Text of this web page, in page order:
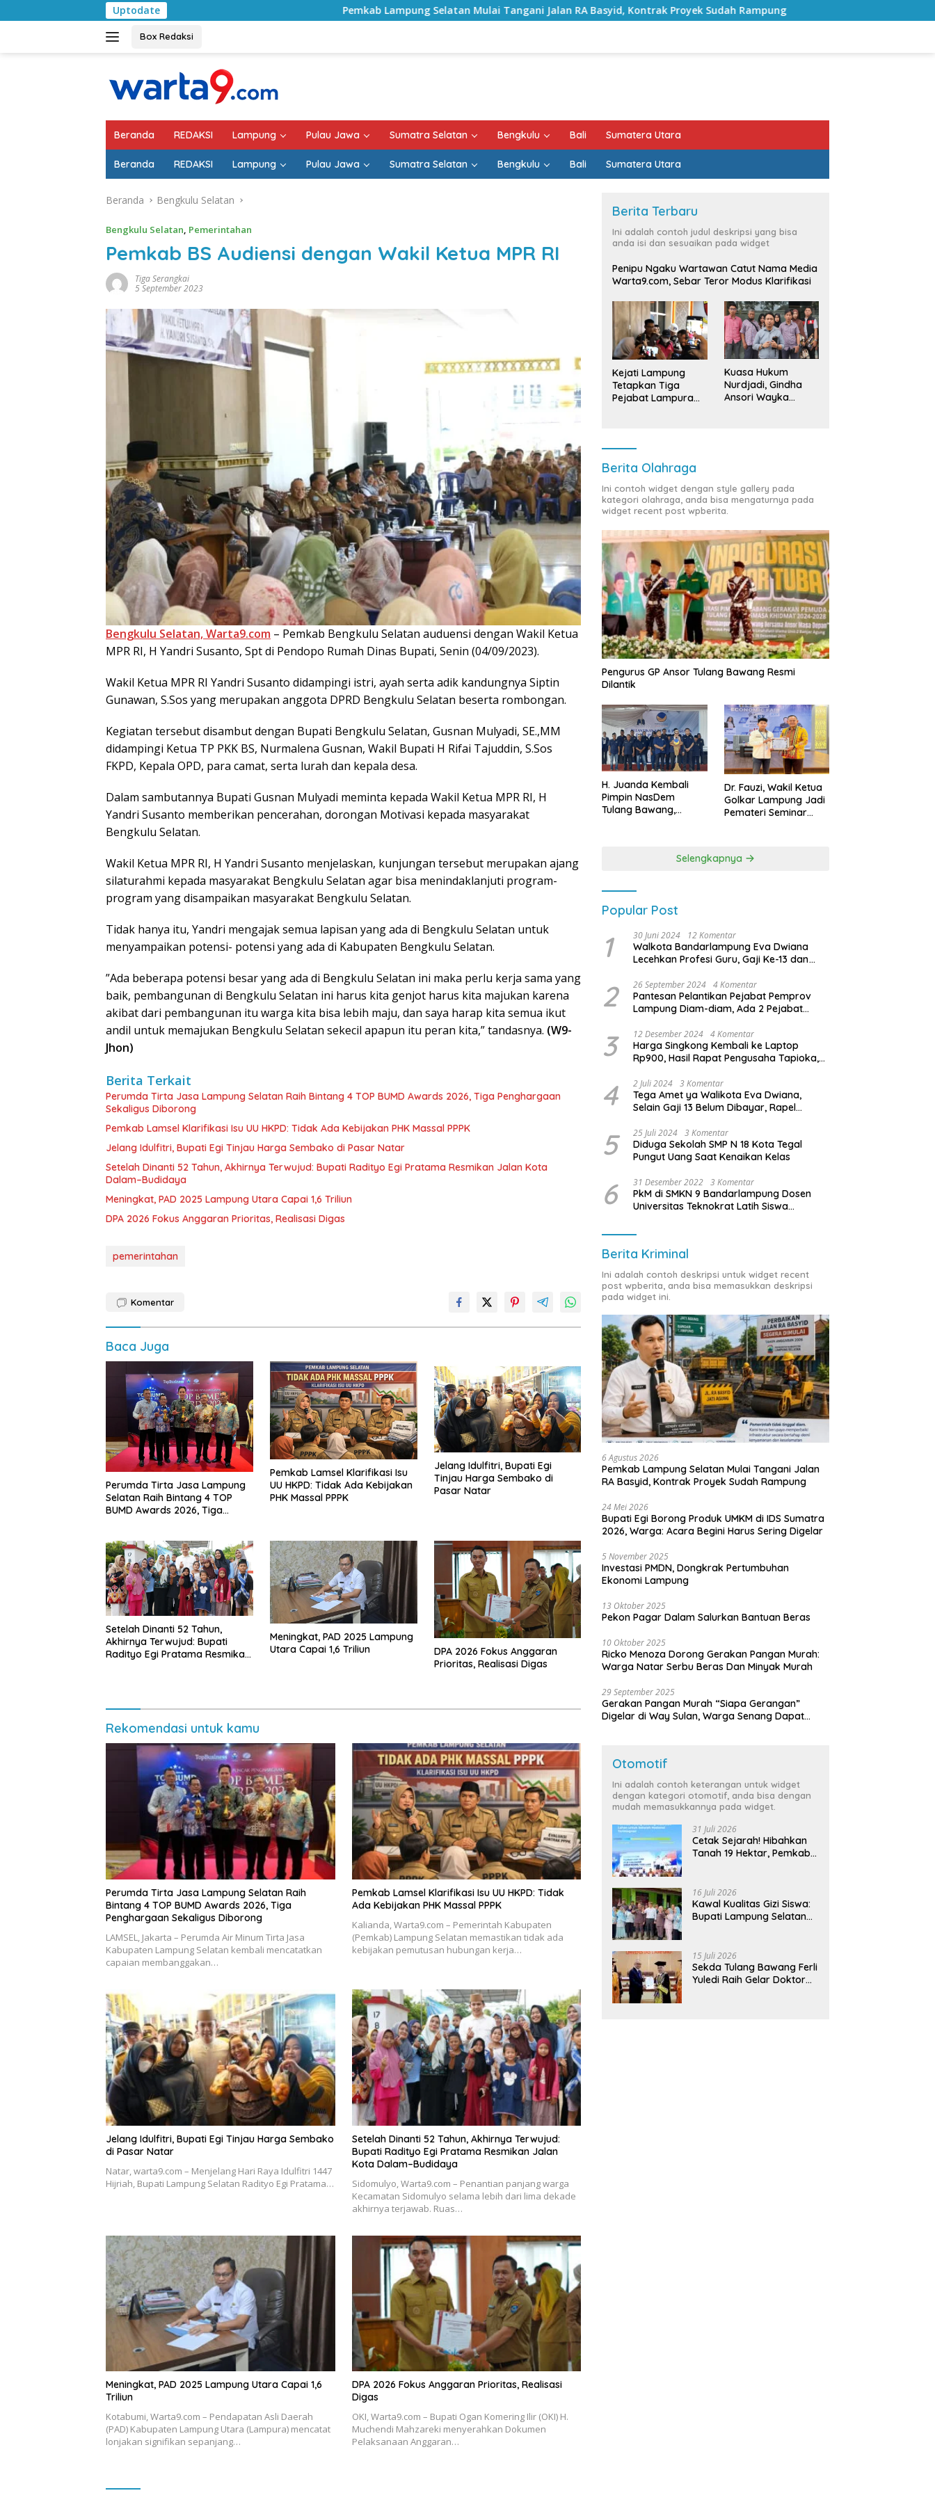
ke
Uptodate Pemkab Lampung Selatan Mulai Tangani Jalan RA Basyid, Kontrak Proyek Sudah Rampung Bulan Kemerdekaan, Bupati Lampung
Box Redaksi
Beranda REDAKSI Lampung Pulau Jawa Sumatra Selatan Bengkulu Bali Sumatera Utara
Beranda REDAKSI Lampung Pulau Jawa Sumatra Selatan Bengkulu Bali Sumatera Utara
Beranda Bengkulu Selatan
Bengkulu Selatan, Pemerintahan
Pemkab BS Audiensi dengan Wakil Ketua MPR RI
Tiga Serangkai
5 September 2023
Bengkulu Selatan, Warta9.com – Pemkab Bengkulu Selatan auduensi dengan Wakil Ketua
MPR RI, H Yandri Susanto, Spt di Pendopo Rumah Dinas Bupati, Senin (04/09/2023).
Wakil Ketua MPR RI Yandri Susanto didampingi istri, ayah serta adik kandungnya Siptin
Gunawan, S.Sos yang merupakan anggota DPRD Bengkulu Selatan beserta rombongan.
Kegiatan tersebut disambut dengan Bupati Bengkulu Selatan, Gusnan Mulyadi, SE.,MM
didampingi Ketua TP PKK BS, Nurmalena Gusnan, Wakil Bupati H Rifai Tajuddin, S.Sos
FKPD, Kepala OPD, para camat, serta lurah dan kepala desa.
Dalam sambutannya Bupati Gusnan Mulyadi meminta kepada Wakil Ketua MPR RI, H
Yandri Susanto memberikan pencerahan, dorongan Motivasi kepada masyarakat
Bengkulu Selatan.
Wakil Ketua MPR RI, H Yandri Susanto menjelaskan, kunjungan tersebut merupakan ajang
silaturahmi kepada masyarakat Bengkulu Selatan agar bisa menindaklanjuti program-
program yang disampaikan masyarakat Bengkulu Selatan.
Tidak hanya itu, Yandri mengajak semua lapisan yang ada di Bengkulu Selatan untuk
menyampaikan potensi- potensi yang ada di Kabupaten Bengkulu Selatan.
”Ada beberapa potensi besar yang ada di Bengkulu Selatan ini maka perlu kerja sama yang
baik, pembangunan di Bengkulu Selatan ini harus kita genjot harus kita majukan karena
akibat dari pembangunan itu warga kita bisa lebih maju, dan saya harap kita semua ikut
andil untuk memajukan Bengkulu Selatan sekecil apapun itu peran kita,” tandasnya. (W9-
Jhon)
Berita Terkait
Perumda Tirta Jasa Lampung Selatan Raih Bintang 4 TOP BUMD Awards 2026, Tiga Penghargaan
Sekaligus Diborong
Pemkab Lamsel Klarifikasi Isu UU HKPD: Tidak Ada Kebijakan PHK Massal PPPK
Jelang Idulfitri, Bupati Egi Tinjau Harga Sembako di Pasar Natar
Setelah Dinanti 52 Tahun, Akhirnya Terwujud: Bupati Radityo Egi Pratama Resmikan Jalan Kota
Dalam–Budidaya
Meningkat, PAD 2025 Lampung Utara Capai 1,6 Triliun
DPA 2026 Fokus Anggaran Prioritas, Realisasi Digas
pemerintahan
Komentar
Baca Juga
Perumda Tirta Jasa Lampung
Selatan Raih Bintang 4 TOP
BUMD Awards 2026, Tiga
Pemkab Lamsel Klarifikasi Isu
UU HKPD: Tidak Ada Kebijakan
PHK Massal PPPK
Jelang Idulfitri, Bupati Egi
Tinjau Harga Sembako di
Pasar Natar
Setelah Dinanti 52 Tahun,
Akhirnya Terwujud: Bupati
Radityo Egi Pratama Resmikan
Meningkat, PAD 2025 Lampung
Utara Capai 1,6 Triliun
DPA 2026 Fokus Anggaran
Prioritas, Realisasi Digas
Rekomendasi untuk kamu
Perumda Tirta Jasa Lampung Selatan Raih
Bintang 4 TOP BUMD Awards 2026, Tiga
Penghargaan Sekaligus Diborong
LAMSEL, Jakarta – Perumda Air Minum Tirta Jasa
Kabupaten Lampung Selatan kembali mencatatkan
capaian membanggakan…
Pemkab Lamsel Klarifikasi Isu UU HKPD: Tidak
Ada Kebijakan PHK Massal PPPK
Kalianda, Warta9.com – Pemerintah Kabupaten
(Pemkab) Lampung Selatan memastikan tidak ada
kebijakan pemutusan hubungan kerja…
Jelang Idulfitri, Bupati Egi Tinjau Harga Sembako
di Pasar Natar
Natar, warta9.com – Menjelang Hari Raya Idulfitri 1447
Hijriah, Bupati Lampung Selatan Radityo Egi Pratama…
Setelah Dinanti 52 Tahun, Akhirnya Terwujud:
Bupati Radityo Egi Pratama Resmikan Jalan
Kota Dalam–Budidaya
Sidomulyo, Warta9.com – Penantian panjang warga
Kecamatan Sidomulyo selama lebih dari lima dekade
akhirnya terjawab. Ruas…
Meningkat, PAD 2025 Lampung Utara Capai 1,6
Triliun
Kotabumi, Warta9.com – Pendapatan Asli Daerah
(PAD) Kabupaten Lampung Utara (Lampura) mencatat
lonjakan signifikan sepanjang…
DPA 2026 Fokus Anggaran Prioritas, Realisasi
Digas
OKI, Warta9.com – Bupati Ogan Komering Ilir (OKI) H.
Muchendi Mahzareki menyerahkan Dokumen
Pelaksanaan Anggaran…
Berita Terbaru
Ini adalah contoh judul deskripsi yang bisa
anda isi dan sesuaikan pada widget
Penipu Ngaku Wartawan Catut Nama Media
Warta9.com, Sebar Teror Modus Klarifikasi
Kejati Lampung
Tetapkan Tiga
Pejabat Lampura
Kuasa Hukum
Nurdjadi, Gindha
Ansori Wayka
Berita Olahraga
Ini contoh widget dengan style gallery pada
kategori olahraga, anda bisa mengaturnya pada
widget recent post wpberita.
Pengurus GP Ansor Tulang Bawang Resmi
Dilantik
H. Juanda Kembali
Pimpin NasDem
Tulang Bawang,
Dr. Fauzi, Wakil Ketua
Golkar Lampung Jadi
Pemateri Seminar
Kebangsaan
Selengkapnya
Popular Post
1 30 Juni 2024 12 Komentar
Walkota Bandarlampung Eva Dwiana
Lecehkan Profesi Guru, Gaji Ke-13 dan
2 26 September 2024 4 Komentar
Pantesan Pelantikan Pejabat Pemprov
Lampung Diam-diam, Ada 2 Pejabat
3 12 Desember 2024 4 Komentar
Harga Singkong Kembali ke Laptop
Rp900, Hasil Rapat Pengusaha Tapioka,
Lampung
4 2 Juli 2024 3 Komentar
Tega Amet ya Walikota Eva Dwiana,
Selain Gaji 13 Belum Dibayar, Rapel
Dibayar
5 25 Juli 2024 3 Komentar
Diduga Sekolah SMP N 18 Kota Tegal
Pungut Uang Saat Kenaikan Kelas
6 31 Desember 2022 3 Komentar
PkM di SMKN 9 Bandarlampung Dosen
Universitas Teknokrat Latih Siswa
Berita Kriminal
Ini adalah contoh deskripsi untuk widget recent
post wpberita, anda bisa memasukkan deskripsi
pada widget ini.
6 Agustus 2026
Pemkab Lampung Selatan Mulai Tangani Jalan
RA Basyid, Kontrak Proyek Sudah Rampung
24 Mei 2026
Bupati Egi Borong Produk UMKM di IDS Sumatra
2026, Warga: Acara Begini Harus Sering Digelar
5 November 2025
Investasi PMDN, Dongkrak Pertumbuhan
Ekonomi Lampung
13 Oktober 2025
Pekon Pagar Dalam Salurkan Bantuan Beras
10 Oktober 2025
Ricko Menoza Dorong Gerakan Pangan Murah:
Warga Natar Serbu Beras Dan Minyak Murah
29 September 2025
Gerakan Pangan Murah “Siapa Gerangan”
Digelar di Way Sulan, Warga Senang Dapat
Otomotif
Ini adalah contoh keterangan untuk widget
dengan kategori otomotif, anda bisa dengan
mudah memasukkannya pada widget.
31 Juli 2026
Cetak Sejarah! Hibahkan
Tanah 19 Hektar, Pemkab
Terintegrasi Pertama di
Lampung
16 Juli 2026
Kawal Kualitas Gizi Siswa:
Bupati Lampung Selatan
Bergizi Gratis di Natar
15 Juli 2026
Sekda Tulang Bawang Ferli
Yuledi Raih Gelar Doktor